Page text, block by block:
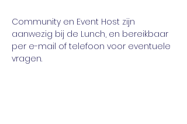
Community en Event Host zijn
aanwezig bij de Lunch, en bereikbaar
per e-mail of telefoon voor eventuele
vragen.